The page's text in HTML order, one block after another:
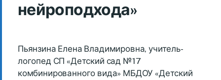
нейроподхода»
Пьянзина Елена Владимировна, учитель-
логопед СП «Детский сад №17
комбинированного вида» МБДОУ «Детский